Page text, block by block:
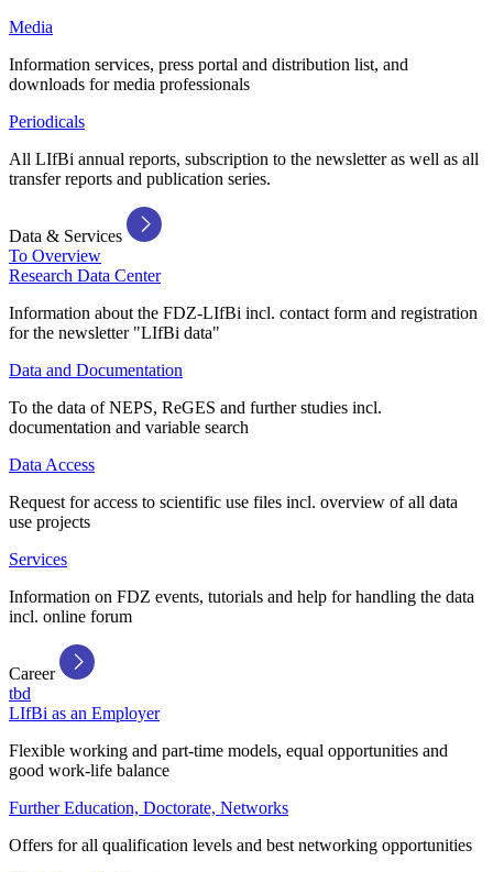
Media
Information services, press portal and distribution list, and
downloads for media professionals
Periodicals
All LIfBi annual reports, subscription to the newsletter as well as all
transfer reports and publication series.
Data & Services
To Overview
Research Data Center
Information about the FDZ-LIfBi incl. contact form and registration
for the newsletter "LIfBi data"
Data and Documentation
To the data of NEPS, ReGES and further studies incl.
documentation and variable search
Data Access
Request for access to scientific use files incl. overview of all data
use projects
Services
Information on FDZ events, tutorials and help for handling the data
incl. online forum
Career
tbd
LIfBi as an Employer
Flexible working and part-time models, equal opportunities and
good work-life balance
Further Education, Doctorate, Networks
Offers for all qualification levels and best networking opportunities